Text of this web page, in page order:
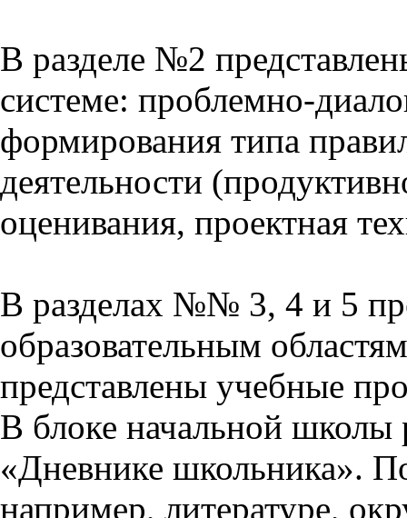
В разделе №2
системе: проблемно-
формирования типа
деятельности
оценивания, проектная
В разделах №№ 3, 4 и 5
образовательным
представлены учебные
В блоке начальной школы
«Дневнике школьника».
например, литературе,